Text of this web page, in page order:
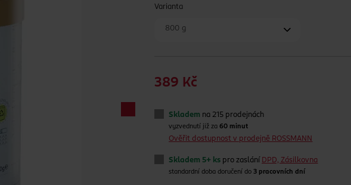
Varianta
800 g
389 Kč
Skladem na 215 prodejnách
vyzvednutí již za60 minut
Ověřit dostupnost v prodejně ROSSMANN
Skladem 5+ ks pro zaslání DPD, Zásilkovna
standardní doba doručení do 3 pracovních dní